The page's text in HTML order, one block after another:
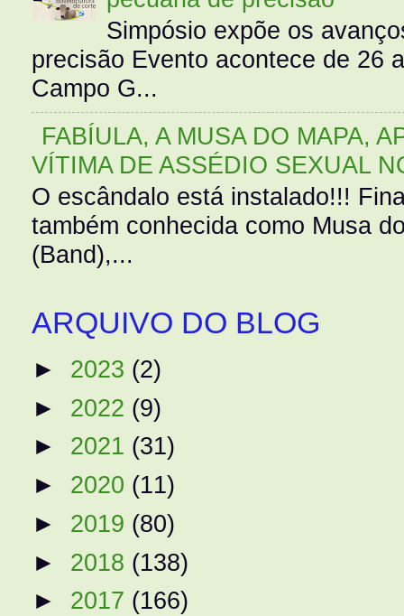
Simpósio expõe os
precisão Evento acontece de 26
Campo G...
FABÍULA, A MUSA DO MAPA,
VÍTIMA DE ASSÉDIO SEXUAL
O escândalo está instalado!!!
também conhecida como Musa
(Band),...
ARQUIVO DO BLOG
► 2023 (2)
► 2022 (9)
► 2021 (31)
► 2020 (11)
► 2019 (80)
► 2018 (138)
► 2017 (166)